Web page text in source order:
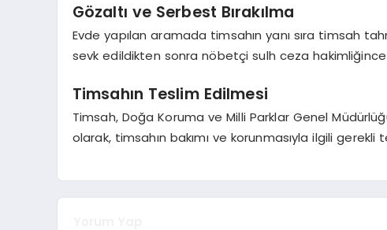
Gözaltı ve Serbest Bırakılma
Evde yapılan aramada timsahın yanı sıra timsah
sevk edildikten sonra nöbetçi sulh ceza hakimliğince
Timsahın Teslim Edilmesi
Timsah, Doğa Koruma ve Milli Parklar Genel
olarak, timsahın bakımı ve korunmasıyla ilgili gerekli